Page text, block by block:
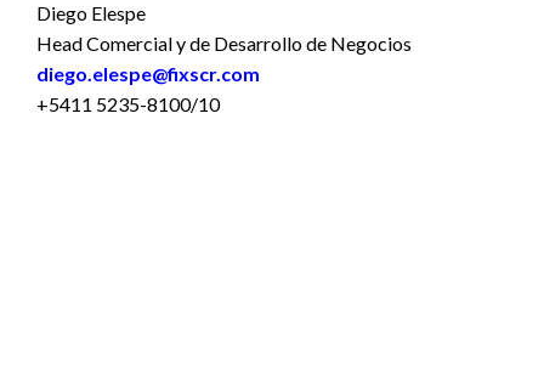
Diego Elespe
Head Comercial y de Desarrollo de Negocios
diego.elespe@fixscr.com
+5411 5235-8100/10